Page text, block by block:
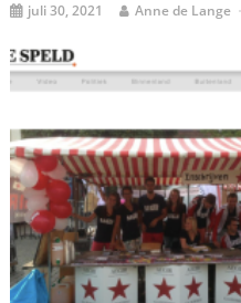
juli 30, 2021 Anne de Lange